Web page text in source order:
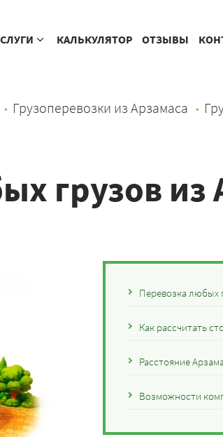
КАЛЬКУЛЯТОР ОТЗЫВЫ
Грузоперевозки из Арзамаса
грузов из
Перевозка любых
Как рассчитать
Расстояние
Возможности